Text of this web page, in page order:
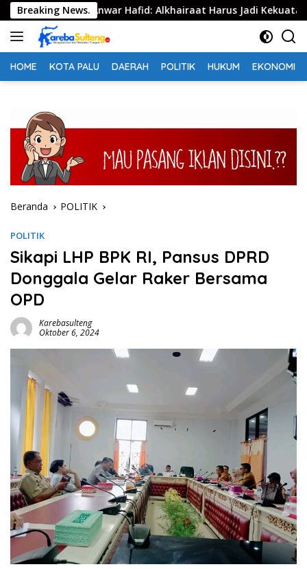
Langsung
ke
konten
Breaking News.Anwar Hafid: Alkhairaat Harus Jadi Kekuatan Besar
HOME KOTA PALU DAERAH POLITIK HUKUM EKONOMI
Beranda POLITIK
POLITIK
Sikapi LHP BPK RI, Pansus DPRD
Donggala Gelar Raker Bersama
OPD
Karebasulteng
Oktober 6, 2024